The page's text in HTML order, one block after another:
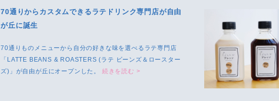
70通りからカスタムできるラテドリンク専門店が自由
が丘に誕生
70通りものメニューから自分の好きな味を選べるラテ専門店
「LATTE BEANS & ROASTERS (ラテ ビーンズ＆ロースター
ズ)」が自由が丘にオープンした。 続きを読む >